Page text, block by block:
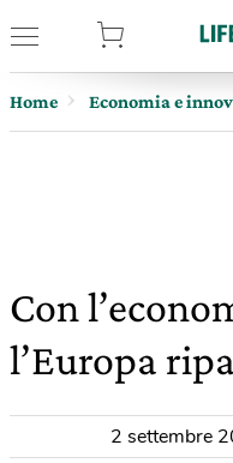
Home Economia e
Con
l’Europa
2 settembre